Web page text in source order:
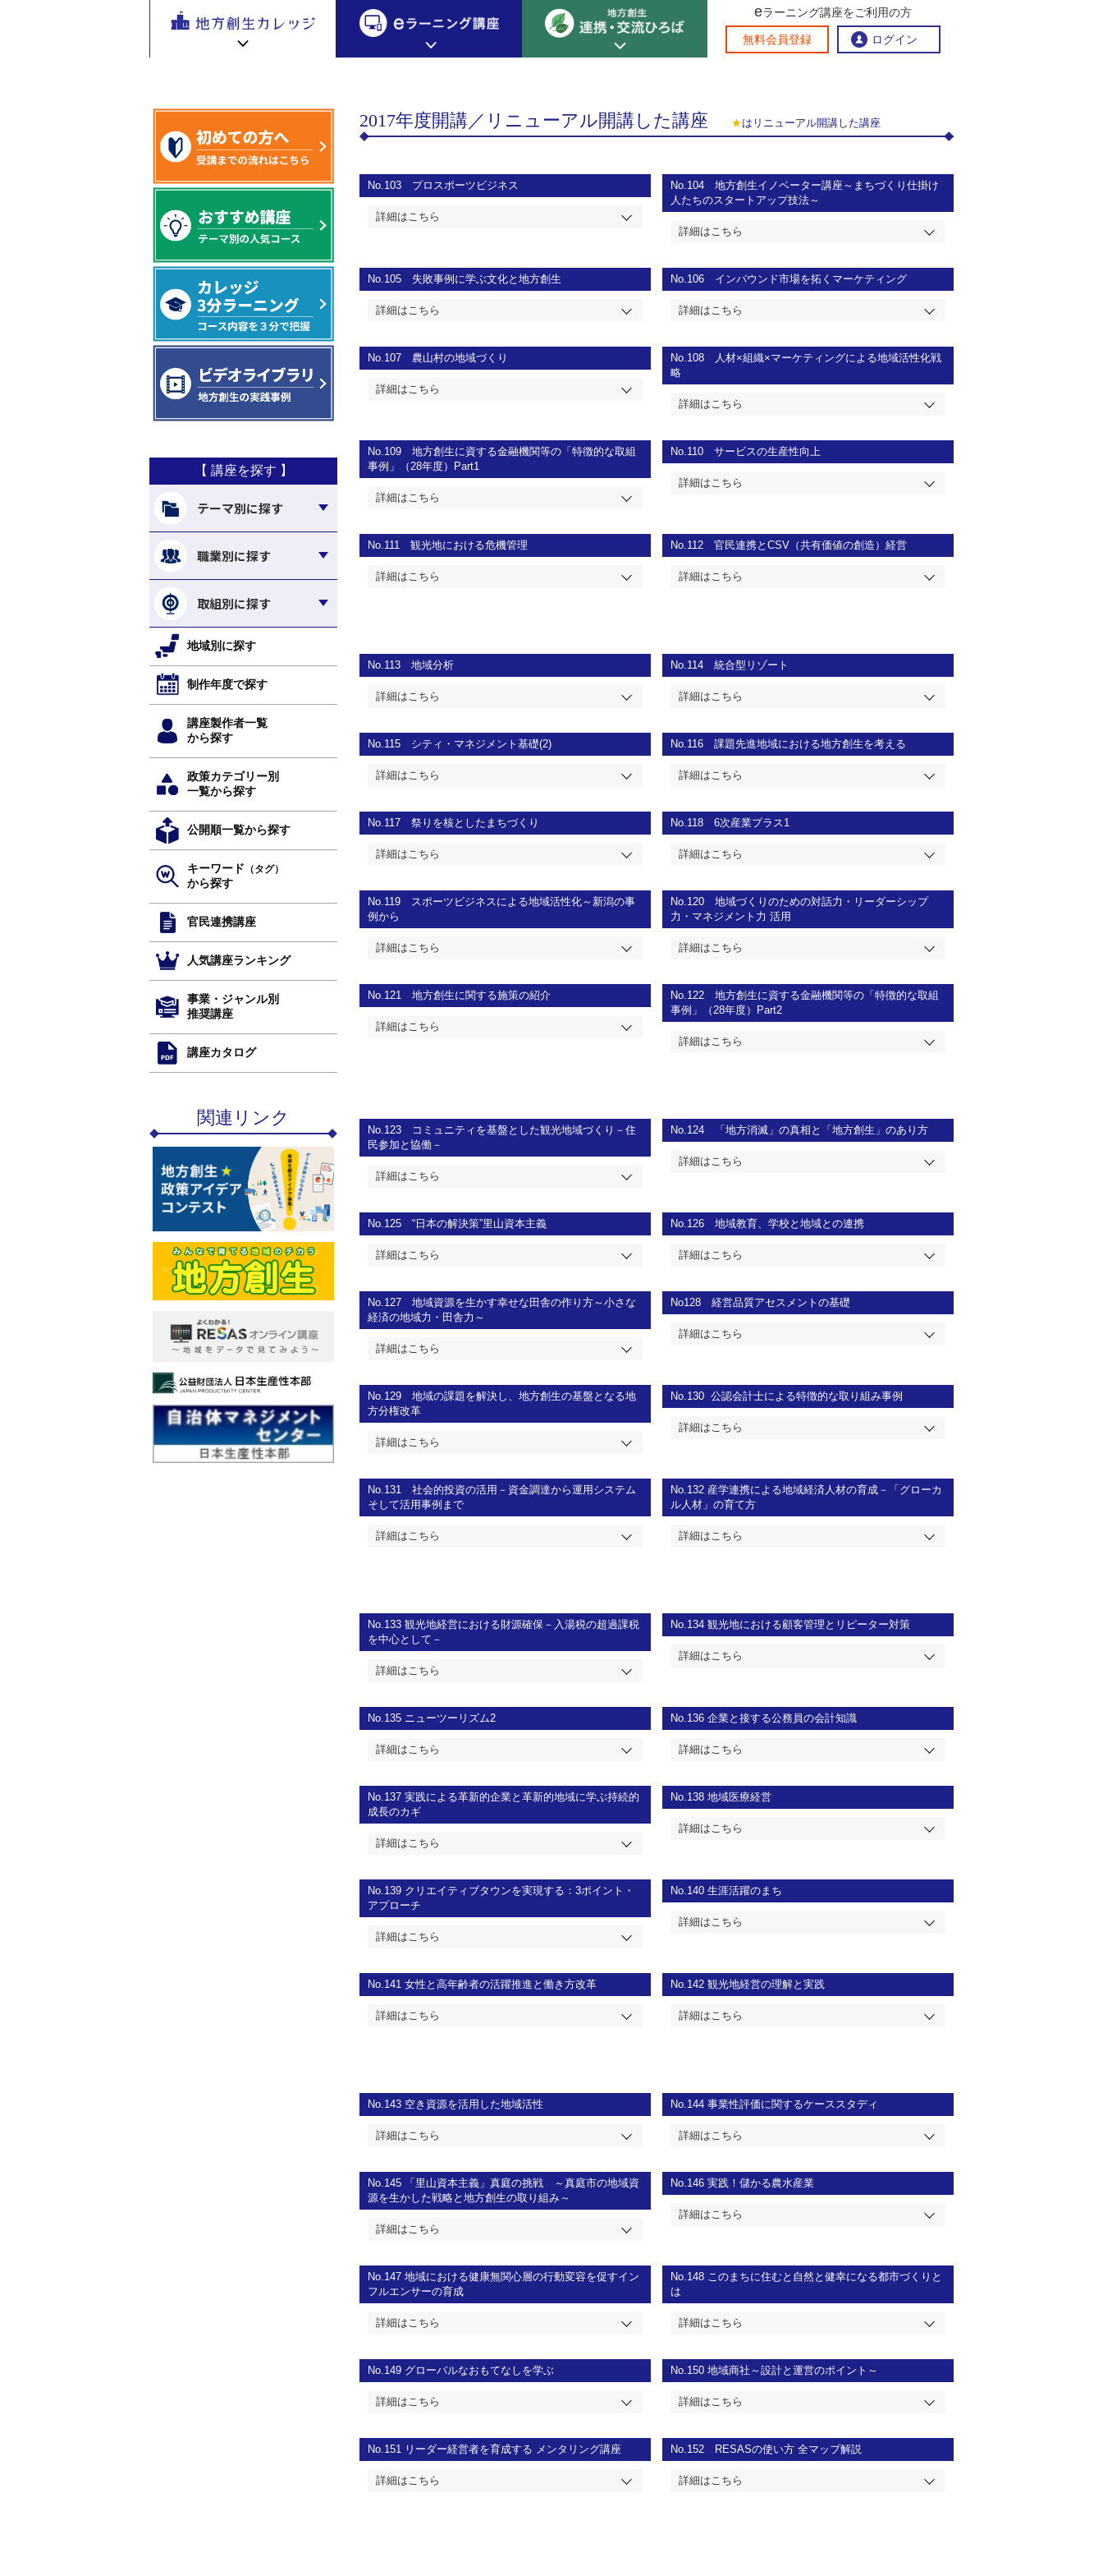
地方創生カレッジ
地方創生カレッジ HOME
新着情報
地方創生カレッジ活用の流れ eラーニング講座 HOME 官民連携講座
ビデオライブラリ お問い合わせ
eラーニング講座
e ラーニング講座 HOME
初めての方へ
eラーニング受講者の声
連携交流ひろば
連携・交流ひろば HOME
連携・交流ひろばについて
全国で活躍する地方創生専門人材 地方創生の実践事例紹介 地方創生に役立つコンテンツ集
地方創生応援プロジェクト
eラーニング講座をご利用の方
無料会員登録 ログイン
地方創生
を無料eラ
講座が200
>2017年度開講／リニューアル開講した講座
【 講座を探す 】
テーマ別に探す
職業別に探す
取組別に探す
地域別に探す
制作年度で探す
講座製作者一覧
から探す
政策カテゴリー別
一覧から探す
公開順一覧から探す
キーワード （タグ）
から探す
官民連携講座
人気講座ランキング
事業・ジャンル別
推奨講座
講座カタログ
関連リンク
2017年度開講／リニューアル開講した講座 ★はリニューアル開講した講座
No.103 プロスポーツビジネス
詳細はこちら
No.104地方創生イノベーター講座～まちづくり仕掛け
人たちのスタートアップ技法～
詳細はこちら
No.105 失敗事例に学ぶ文化と地方創生
詳細はこちら
No.106 インバウンド市場を拓くマーケティング
詳細はこちら
No.107 農山村の地域づくり
詳細はこちら
No.108
人材×組織×マーケティングによる地域活性化戦
略
詳細はこちら
No.109 地方創生に資する金融機関等の「特徴的な取組
事例」（28年度）Part1
詳細はこちら
No.110サービスの生産性向上
詳細はこちら
No.111 観光地における危機管理
詳細はこちら
No.112官民連携とCSV（共有価値の創造）経営
詳細はこちら
No.113 地域分析
詳細はこちら
No.114統合型リゾート
詳細はこちら
No.115 シティ・マネジメント基礎(2)
詳細はこちら
No.116課題先進地域における地方創生を考える
詳細はこちら
No.117 祭りを核としたまちづくり
詳細はこちら
No.1186次産業プラス1
詳細はこちら
No.119 スポーツビジネスによる地域活性化～新潟の事
例から
詳細はこちら
No.120地域づくりのための対話力・リーダーシップ
力・マネジメント力 活用
詳細はこちら
No.121 地方創生に関する施策の紹介
詳細はこちら
No.122地方創生に資する金融機関等の「特徴的な取組
事例」（28年度）Part2
詳細はこちら
No.123
コミュニティを基盤とした観光地域づくり－住
民参加と協働－
詳細はこちら
No.124 「地方消滅」の真相と「地方創生」のあり方
詳細はこちら
No.125 “日本の解決策”里山資本主義
詳細はこちら
No.126地域教育、学校と地域との連携
詳細はこちら
No.127 地域資源を生かす幸せな田舎の作り方～小さな
経済の地域力・田舎力～
詳細はこちら
No128経営品質アセスメントの基礎
詳細はこちら
No.129 地域の課題を解決し、地方創生の基盤となる地
方分権改革
詳細はこちら
No.130 公認会計士による特徴的な取り組み事例
詳細はこちら
No.131 社会的投資の活用－資金調達から運用システム
そして活用事例まで
詳細はこちら
No.132 産学連携による地域経済人材の育成－「グローカ
ル人材」の育て方
詳細はこちら
No.133 観光地経営における財源確保－入湯税の超過課税
を中心として－
詳細はこちら
No.134観光地における顧客管理とリピーター対策
詳細はこちら
No.135 ニューツーリズム2
詳細はこちら
No.136企業と接する公務員の会計知識
詳細はこちら
No.137 実践による革新的企業と革新的地域に学ぶ持続的
成長のカギ
詳細はこちら
No.138地域医療経営
詳細はこちら
No.139 クリエイティブタウンを実現する：3ポイント・
アプローチ
詳細はこちら
No.140生涯活躍のまち
詳細はこちら
No.141 女性と高年齢者の活躍推進と働き方改革
詳細はこちら
No.142観光地経営の理解と実践
詳細はこちら
No.143 空き資源を活用した地域活性
詳細はこちら
No.144事業性評価に関するケーススタディ
詳細はこちら
No.145
「里山資本主義」真庭の挑戦 ～真庭市の地域資
源を生かした戦略と地方創生の取り組み～
詳細はこちら
No.146実践！儲かる農水産業
詳細はこちら
No.147 地域における健康無関心層の行動変容を促すイン
フルエンサーの育成
詳細はこちら
No.148 このまちに住むと自然と健幸になる都市づくりと
は
詳細はこちら
No.149 グローバルなおもてなしを学ぶ
詳細はこちら
No.150地域商社～設計と運営のポイント～
詳細はこちら
No.151 リーダー経営者を育成する メンタリング講座
詳細はこちら
No.152 RESASの使い方 全マップ解説
詳細はこちら